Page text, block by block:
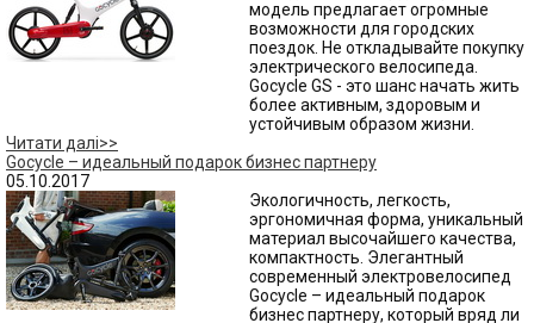
модель предлагает огромные
возможности для городских
поездок. Не откладывайте покупку
электрического велосипеда.
Gocycle GS - это шанс начать жить
более активным, здоровым и
устойчивым образом жизни.
Читати далі>>
Gocycle – идеальный подарок бизнес партнеру
05.10.2017
Экологичность, легкость,
эргономичная форма, уникальный
материал высочайшего качества,
компактность. Элегантный
современный электровелосипед
Gocycle – идеальный подарок
бизнес партнеру, который вряд ли